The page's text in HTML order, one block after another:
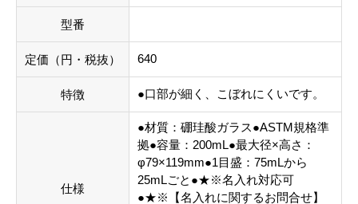
型番
定価（円・税抜） 640
特徴 ●口部が細く、こぼれにくいです。
仕様
●材質：硼珪酸ガラス●ASTM規格準
拠●容量：200mL●最大径×高さ：
φ79×119mm●1目盛：75mLから
25mLごと●★※名入れ対応可
●★※【名入れに関するお問合せ】